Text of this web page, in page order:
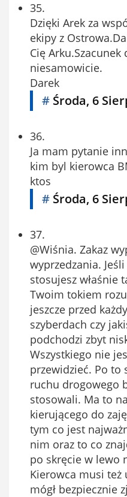
35.
Dzięki Arek za
ekipy z
Cię
niesamowicie.
Darek
# Środa, 6
36.
Ja mam pytanie
kim byl kierowca
ktos
# Środa, 6
37.
@Wiśnia. Zakaz
wyprzedzania.
stosujesz właśnie
Twoim tokiem
jeszcze przed
szyberdach czy
podchodzi zbyt
Wszystkiego nie
przewidzieć. Po to
ruchu drogowego
stosowali. Ma to
kierującego do
tym co jest
nim oraz to co
po skręcie w lewo
Kierowca musi też
mógł bezpiecznie